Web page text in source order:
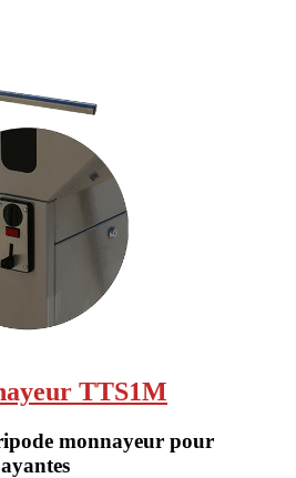
TTS1M
monnayeur pour